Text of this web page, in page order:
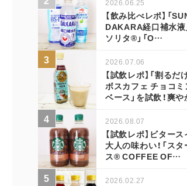
2026.06.25
【飲み比べレポ】「
DAKARA経口補水液
ソリタ®」「O…
2026.07.06
【試飲レポ】「割るだ
ボスカフェ チョコ
ベース」を試飲！爽
2026.08.07
【試飲レポ】ビター
大人の味わい！「ス
ス® COFFEE OF…
2026.02.27